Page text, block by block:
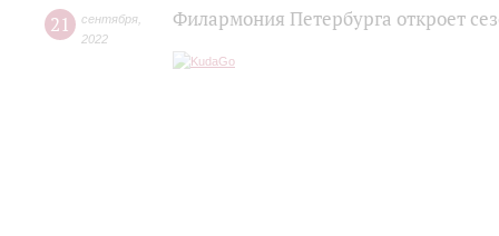
21 сентября
2022
Филармония Петербурга откроет